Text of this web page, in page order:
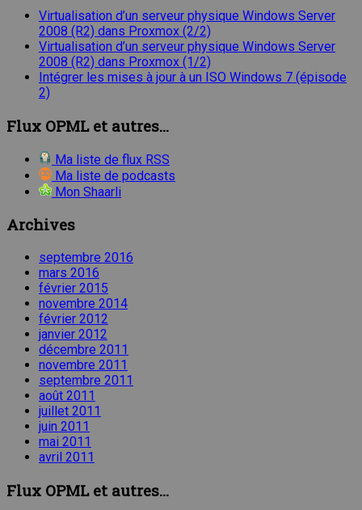
Virtualisation d’un serveur physique Windows Server
2008 (R2) dans Proxmox (2/2)
Virtualisation d’un serveur physique Windows Server
2008 (R2) dans Proxmox (1/2)
Intégrer les mises à jour à un ISO Windows 7 (épisode
2)
Flux OPML et autres...
Ma liste de flux RSS
Ma liste de podcasts
Mon Shaarli
Archives
septembre 2016
mars 2016
février 2015
novembre 2014
février 2012
janvier 2012
décembre 2011
novembre 2011
septembre 2011
août 2011
juillet 2011
juin 2011
mai 2011
avril 2011
Flux OPML et autres...